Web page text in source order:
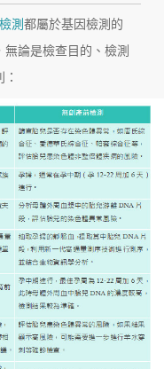
測 都屬於基因檢測的
論是檢查目的、檢測